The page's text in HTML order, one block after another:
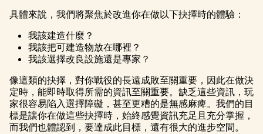
具體來說，我們將聚焦於改進你在做以下抉擇時的體驗：
我該建造什麼？
我該把可建造物放在哪裡？
我該選擇改良設施還是專家？
像這類的抉擇，對你戰役的長遠成敗至關重要，因此在做決
定時，能即時取得所需的資訊至關重要。缺乏這些資訊，玩
家很容易陷入選擇障礙，甚至更糟的是無感麻痺。我們的目
標是讓你在做這些抉擇時，始終感覺資訊充足且充分掌握，
而我們也體認到，要達成此目標，還有很大的進步空間。